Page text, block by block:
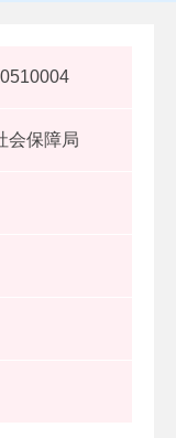
会保障局